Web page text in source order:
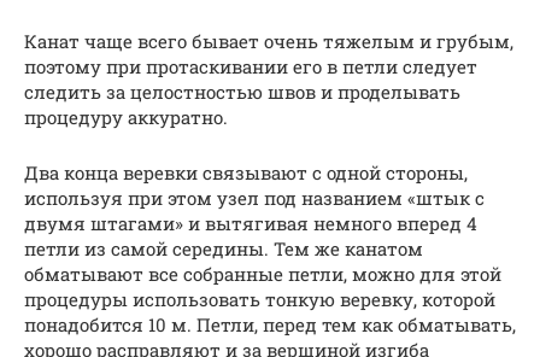
Канат чаще всего бывает очень тяжелым и грубым,
поэтому при протаскивании его в петли следует
следить за целостностью швов и проделывать
процедуру аккуратно.
Два конца веревки связывают с одной стороны,
используя при этом узел под названием «штык с
двумя штагами» и вытягивая немного вперед 4
петли из самой середины. Тем же канатом
обматывают все собранные петли, можно для этой
процедуры использовать тонкую веревку, которой
понадобится 10 м. Петли, перед тем как обматывать,
хорошо расправляют и за вершиной изгиба